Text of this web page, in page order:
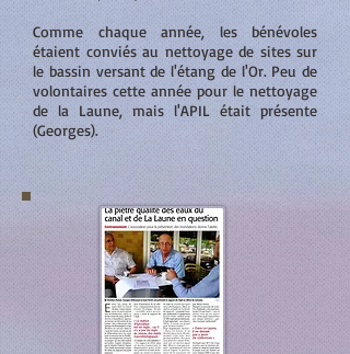
Comme chaque année, les bénévoles
étaient conviés au nettoyage de sites sur
le bassin versant de l'étang de l'Or. Peu de
volontaires cette année pour le nettoyage
de la Laune, mais l'APIL était présente
(Georges).